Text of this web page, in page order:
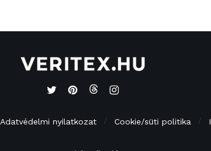
Adatvédelmi nyilatkozat Cookie/süti politika